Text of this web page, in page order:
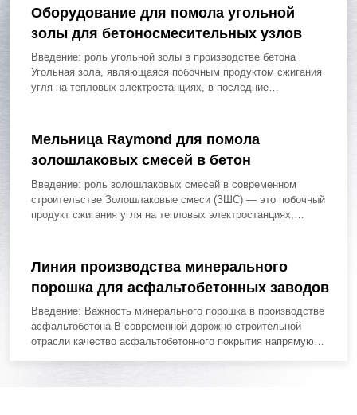
Оборудование для помола угольной
золы для бетоносмесительных узлов
Введение: роль угольной золы в производстве бетона
Угольная зола, являющаяся побочным продуктом сжигания
угля на тепловых электростанциях, в последние
Мельница Raymond для помола
золошлаковых смесей в бетон
Введение: роль золошлаковых смесей в современном
строительстве Золошлаковые смеси (ЗШС) — это побочный
продукт сжигания угля на тепловых электростанциях,
Линия производства минерального
порошка для асфальтобетонных заводов
Введение: Важность минерального порошка в производстве
асфальтобетона В современной дорожно-строительной
отрасли качество асфальтобетонного покрытия напрямую